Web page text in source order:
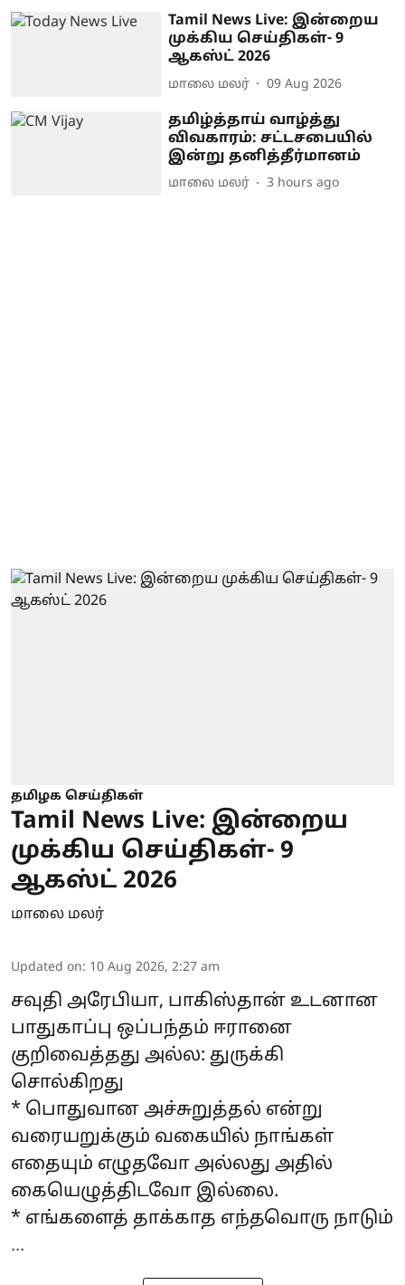
Tamil News Live: இன்றைய
முக்கிய செய்திகள்- 9
ஆகஸ்ட் 2026
மாலை மலர் 09 Aug 2026
தமிழ்த்தாய் வாழ்த்து
விவகாரம்: சட்டசபையில்
இன்று தனித்தீர்மானம்
மாலை மலர் 3 hours ago
தமிழக செய்திகள்
Tamil News Live: இன்றைய
முக்கிய செய்திகள்- 9
ஆகஸ்ட் 2026
மாலை மலர்
Updated on: 10 Aug 2026, 2:27 am
சவுதி அரேபியா, பாகிஸ்தான் உடனான
பாதுகாப்பு ஒப்பந்தம் ஈரானை
குறிவைத்தது அல்ல: துருக்கி
சொல்கிறது
* பொதுவான அச்சுறுத்தல் என்று
வரையறுக்கும் வகையில் நாங்கள்
எதையும் எழுதவோ அல்லது அதில்
கையெழுத்திடவோ இல்லை.
* எங்களைத் தாக்காத எந்தவொரு நாடும்
...